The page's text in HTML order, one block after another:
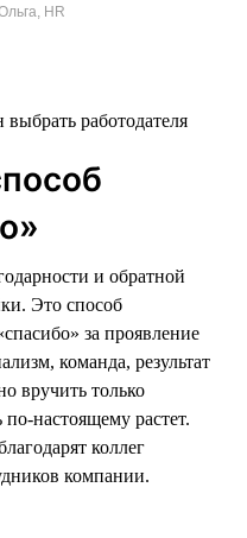
HR
и обратной
Это способ
за проявление
команда, результат
вручить только
настоящему растет.
коллег
компании.